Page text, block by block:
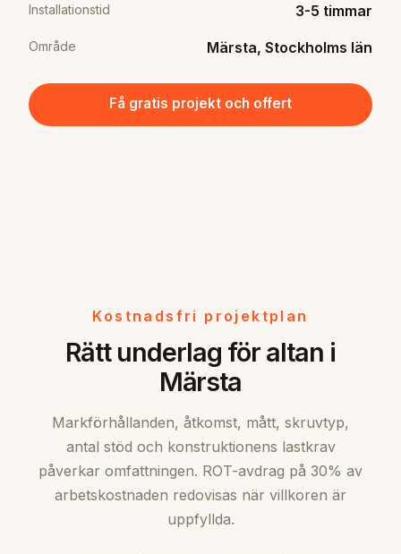
Installationstid 3-5 timmar
Område Märsta, Stockholms län
Få gratis projekt och offert
Kostnadsfri projektplan
Rätt underlag för altan i
Märsta
Markförhållanden, åtkomst, mått, skruvtyp,
antal stöd och konstruktionens lastkrav
påverkar omfattningen. ROT-avdrag på 30% av
arbetskostnaden redovisas när villkoren är
uppfyllda.